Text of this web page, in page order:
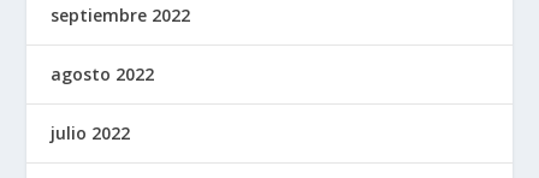
septiembre 2022
agosto 2022
julio 2022